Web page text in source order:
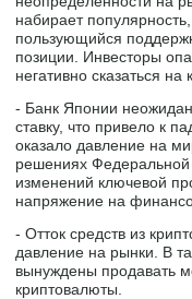
набирает
пользующийся
позиции. Инвесторы
негативно сказаться на
- Банк Японии
ставку, что привело к
оказало давление на
решениях
изменений ключевой
напряжение на
- Отток средств из
давление на рынки. В
вынуждены продавать
криптовалюты.